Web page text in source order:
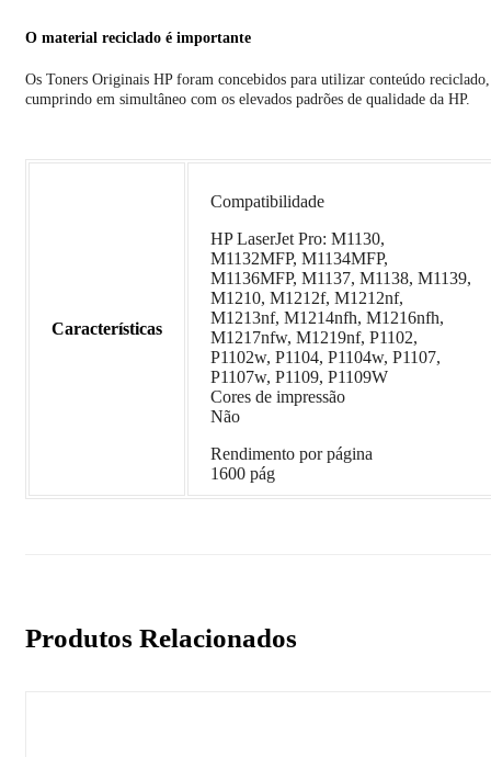
O material reciclado é importante
Os Toners Originais HP foram concebidos para utilizar conteúdo reciclado,
cumprindo em simultâneo com os elevados padrões de qualidade da HP.
Características
Compatibilidade
HP LaserJet Pro: M1130,
M1132MFP, M1134MFP,
M1136MFP, M1137, M1138, M1139,
M1210, M1212f, M1212nf,
M1213nf, M1214nfh, M1216nfh,
M1217nfw, M1219nf, P1102,
P1102w, P1104, P1104w, P1107,
P1107w, P1109, P1109W
Cores de impressão
Não
Rendimento por página
1600 pág
Produtos Relacionados